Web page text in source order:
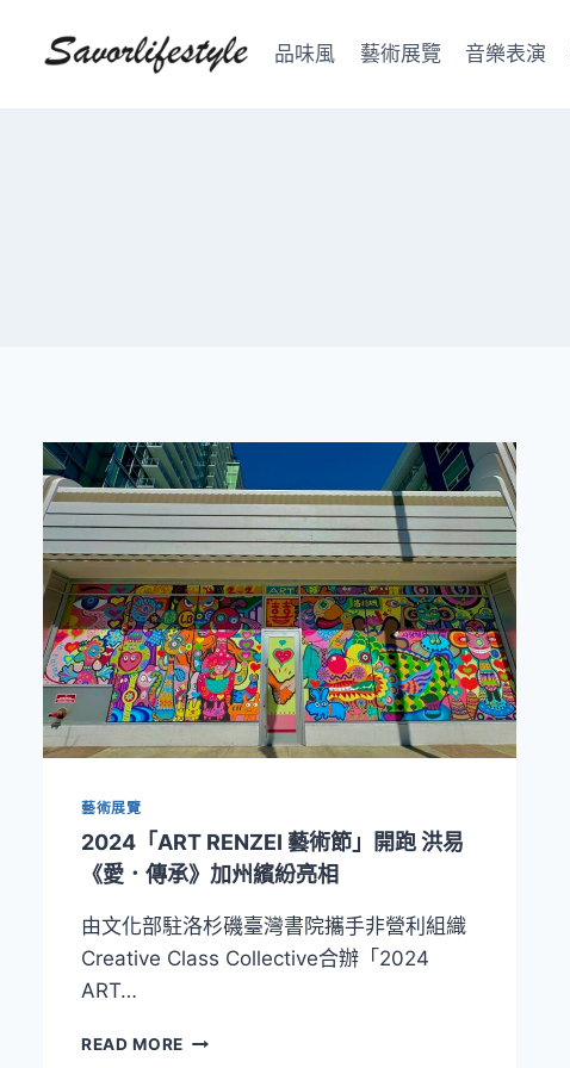
品味風 藝術展覽 音樂表演
藝術展覽
2024「ART RENZEI 藝術節」開跑 洪易
《愛．傳承》加州繽紛亮相
由文化部駐洛杉磯臺灣書院攜手非營利組織
Creative Class Collective合辦「2024
ART…
READ MORE 2024「ART